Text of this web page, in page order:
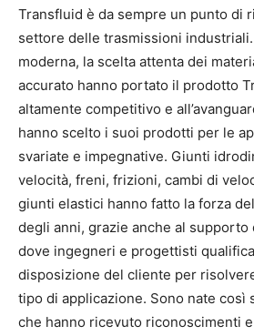
Transfluid è da sempre un punto di
settore delle trasmissioni
moderna, la scelta attenta dei
accurato hanno portato il prodotto
altamente competitivo e
hanno scelto i suoi prodotti per le
svariate e impegnative. Giunti
velocità, freni, frizioni, cambi di
giunti elastici hanno fatto la forza
degli anni, grazie anche al
dove ingegneri e progettisti
disposizione del cliente per
tipo di applicazione. Sono nate così
che hanno ricevuto riconoscimenti